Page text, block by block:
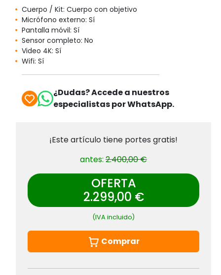
Cuerpo / Kit: Cuerpo con objetivo
Micrófono externo: Sí
Pantalla móvil: Sí
Sensor completo: No
Video 4K: Sí
Wifi: Sí
¿Dudas? Accede a nuestros
especialistas por WhatsApp.
¡Este artículo tiene portes gratis!
antes: 2.400,00 €
OFERTA
2.299,00 €
(IVA incluido)
Comprar